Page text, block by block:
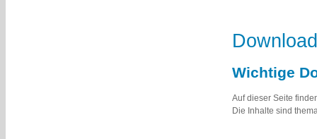
Wichtige
Auf dieser Seite
Die Inhalte sind